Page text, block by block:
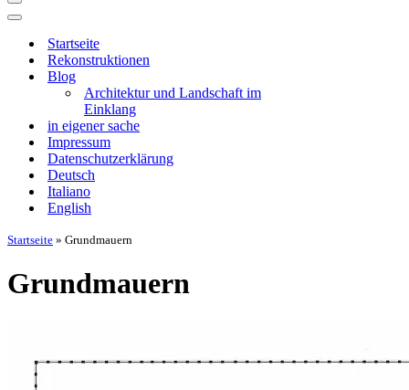
Navigationsmenü
Navigationsmenü
Startseite
Rekonstruktionen
Blog
Architektur und Landschaft im
Einklang
in eigener sache
Impressum
Datenschutzerklärung
Deutsch
Italiano
English
Startseite » Grundmauern
Grundmauern